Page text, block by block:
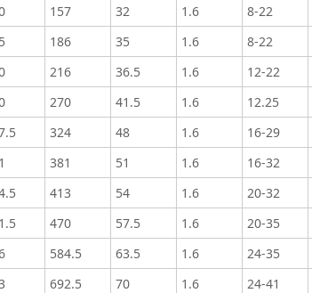
157 32 1.6 8-22
186 35 1.6 8-22
216 36.5 1.6 12-22
270 41.5 1.6 12.25
324 48 1.6 16-29
381 51 1.6 16-32
413 54 1.6 20-32
470 57.5 1.6 20-35
584.5 63.5 1.6 24-35
692.5 70 1.6 24-41